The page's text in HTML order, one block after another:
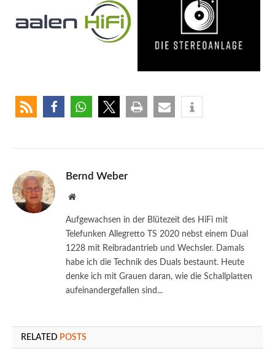
Bernd Weber
Website
Aufgewachsen in der Blütezeit des HiFi mit
Telefunken Allegretto TS 2020 nebst einem Dual
1228 mit Reibradantrieb und Wechsler. Damals
habe ich die Technik des Duals bestaunt. Heute
denke ich mit Grauen daran, wie die Schallplatten
aufeinandergefallen sind...
RELATED POSTS